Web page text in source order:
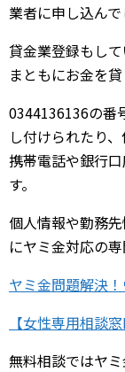
業者に申し込ん
貸金業登録もし
まともにお金を
0344136136の番
し付けられたり
携帯電話や銀行
す。
個人情報や勤務
にヤミ金対応の
ヤミ金問題解決
【女性専用相談
無料相談ではヤ